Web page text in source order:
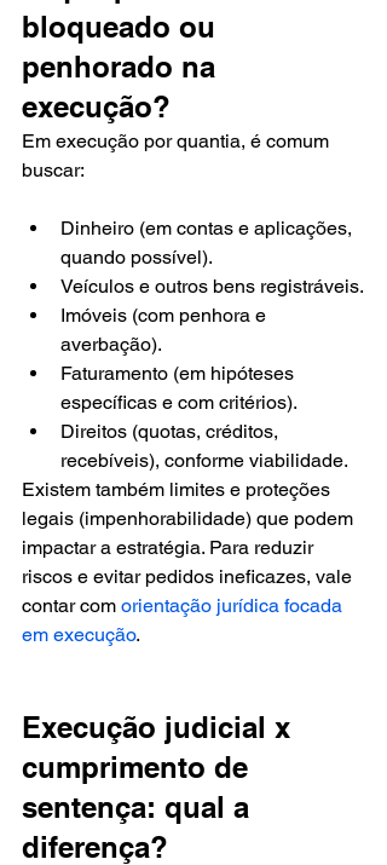
bloqueado ou
penhorado na
execução?
Em execução por quantia, é comum
buscar:
Dinheiro (em contas e aplicações,
quando possível).
Veículos e outros bens registráveis.
Imóveis (com penhora e
averbação).
Faturamento (em hipóteses
específicas e com critérios).
Direitos (quotas, créditos,
recebíveis), conforme viabilidade.
Existem também limites e proteções
legais (impenhorabilidade) que podem
impactar a estratégia. Para reduzir
riscos e evitar pedidos ineficazes, vale
contar com orientação jurídica focada
em execução.
Execução judicial x
cumprimento de
sentença: qual a
diferença?